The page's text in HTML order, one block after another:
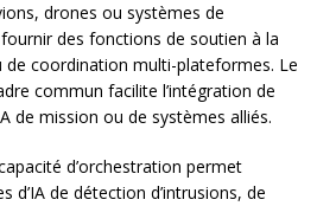
drones ou systèmes de
des fonctions de soutien à la
de coordination multi-plateformes. Le
commun facilite l’intégration de
de mission ou de systèmes alliés.
d’orchestration permet
d’IA de détection d’intrusions, de